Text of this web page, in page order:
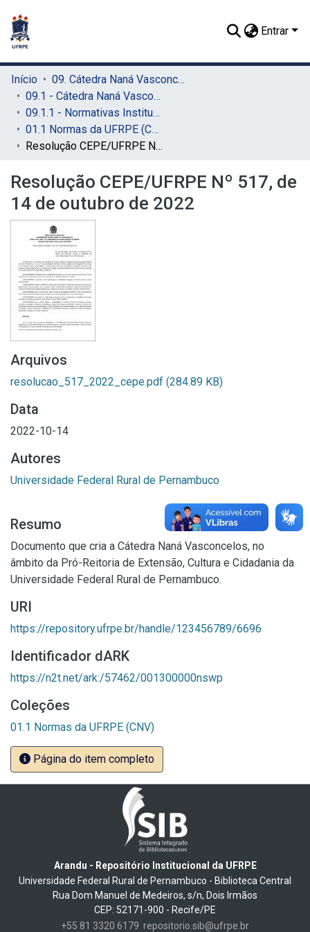
Entrar
Início
09. Cátedra Naná Vasconcelos (CNV)
09.1 - Cátedra Naná Vasconcelos (CNV)
09.1.1 - Normativas Institucionais (CNV)
01.1 Normas da UFRPE (CNV)
Resolução CEPE/UFRPE Nº 517, de 14 de outubro de 2022
Resolução CEPE/UFRPE Nº 517, de
14 de outubro de 2022
Arquivos
resolucao_517_2022_cepe.pdf (284.89 KB)
Data
2022-10-14
Autores
Universidade Federal Rural de Pernambuco
Resumo
Documento que cria a Cátedra Naná Vasconcelos, no
âmbito da Pró-Reitoria de Extensão, Cultura e Cidadania da
Universidade Federal Rural de Pernambuco.
URI
https://repository.ufrpe.br/handle/123456789/6696
Identificador dARK
https://n2t.net/ark:/57462/001300000nswp
Coleções
01.1 Normas da UFRPE (CNV)
Página do item completo
Arandu - Repositório Institucional da UFRPE
Universidade Federal Rural de Pernambuco - Biblioteca Central
Rua Dom Manuel de Medeiros, s/n, Dois Irmãos
CEP: 52171-900 - Recife/PE
+55 81 3320 6179 repositorio.sib@ufrpe.br